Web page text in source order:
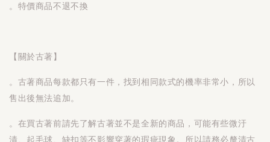
。特價商品不退不換
【關於古著】
。古著商品每款都只有一件，找到相同款式的機率非常小，所以
售出後無法追加。
。在買古著前請先了解古著並不是全新的商品，可能有些微汙
漬、起毛球、缺扣等不影響穿著的瑕疵現象。所以請務必釐清古